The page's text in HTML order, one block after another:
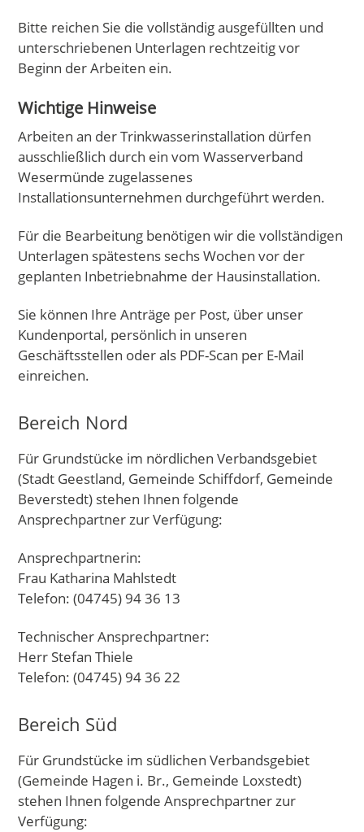
Bitte reichen Sie die vollständig ausgefüllten und
unterschriebenen Unterlagen rechtzeitig vor
Beginn der Arbeiten ein.
Wichtige Hinweise
Arbeiten an der Trinkwasserinstallation dürfen
ausschließlich durch ein vom Wasserverband
Wesermünde zugelassenes
Installationsunternehmen durchgeführt werden.
Für die Bearbeitung benötigen wir die vollständigen
Unterlagen spätestens sechs Wochen vor der
geplanten Inbetriebnahme der Hausinstallation.
Sie können Ihre Anträge per Post, über unser
Kundenportal, persönlich in unseren
Geschäftsstellen oder als PDF-Scan per E-Mail
einreichen.
Bereich Nord
Für Grundstücke im nördlichen Verbandsgebiet
(Stadt Geestland, Gemeinde Schiffdorf, Gemeinde
Beverstedt) stehen Ihnen folgende
Ansprechpartner zur Verfügung:
Ansprechpartnerin:
Frau Katharina Mahlstedt
Telefon: (04745) 94 36 13
Technischer Ansprechpartner:
Herr Stefan Thiele
Telefon: (04745) 94 36 22
Bereich Süd
Für Grundstücke im südlichen Verbandsgebiet
(Gemeinde Hagen i. Br., Gemeinde Loxstedt)
stehen Ihnen folgende Ansprechpartner zur
Verfügung: